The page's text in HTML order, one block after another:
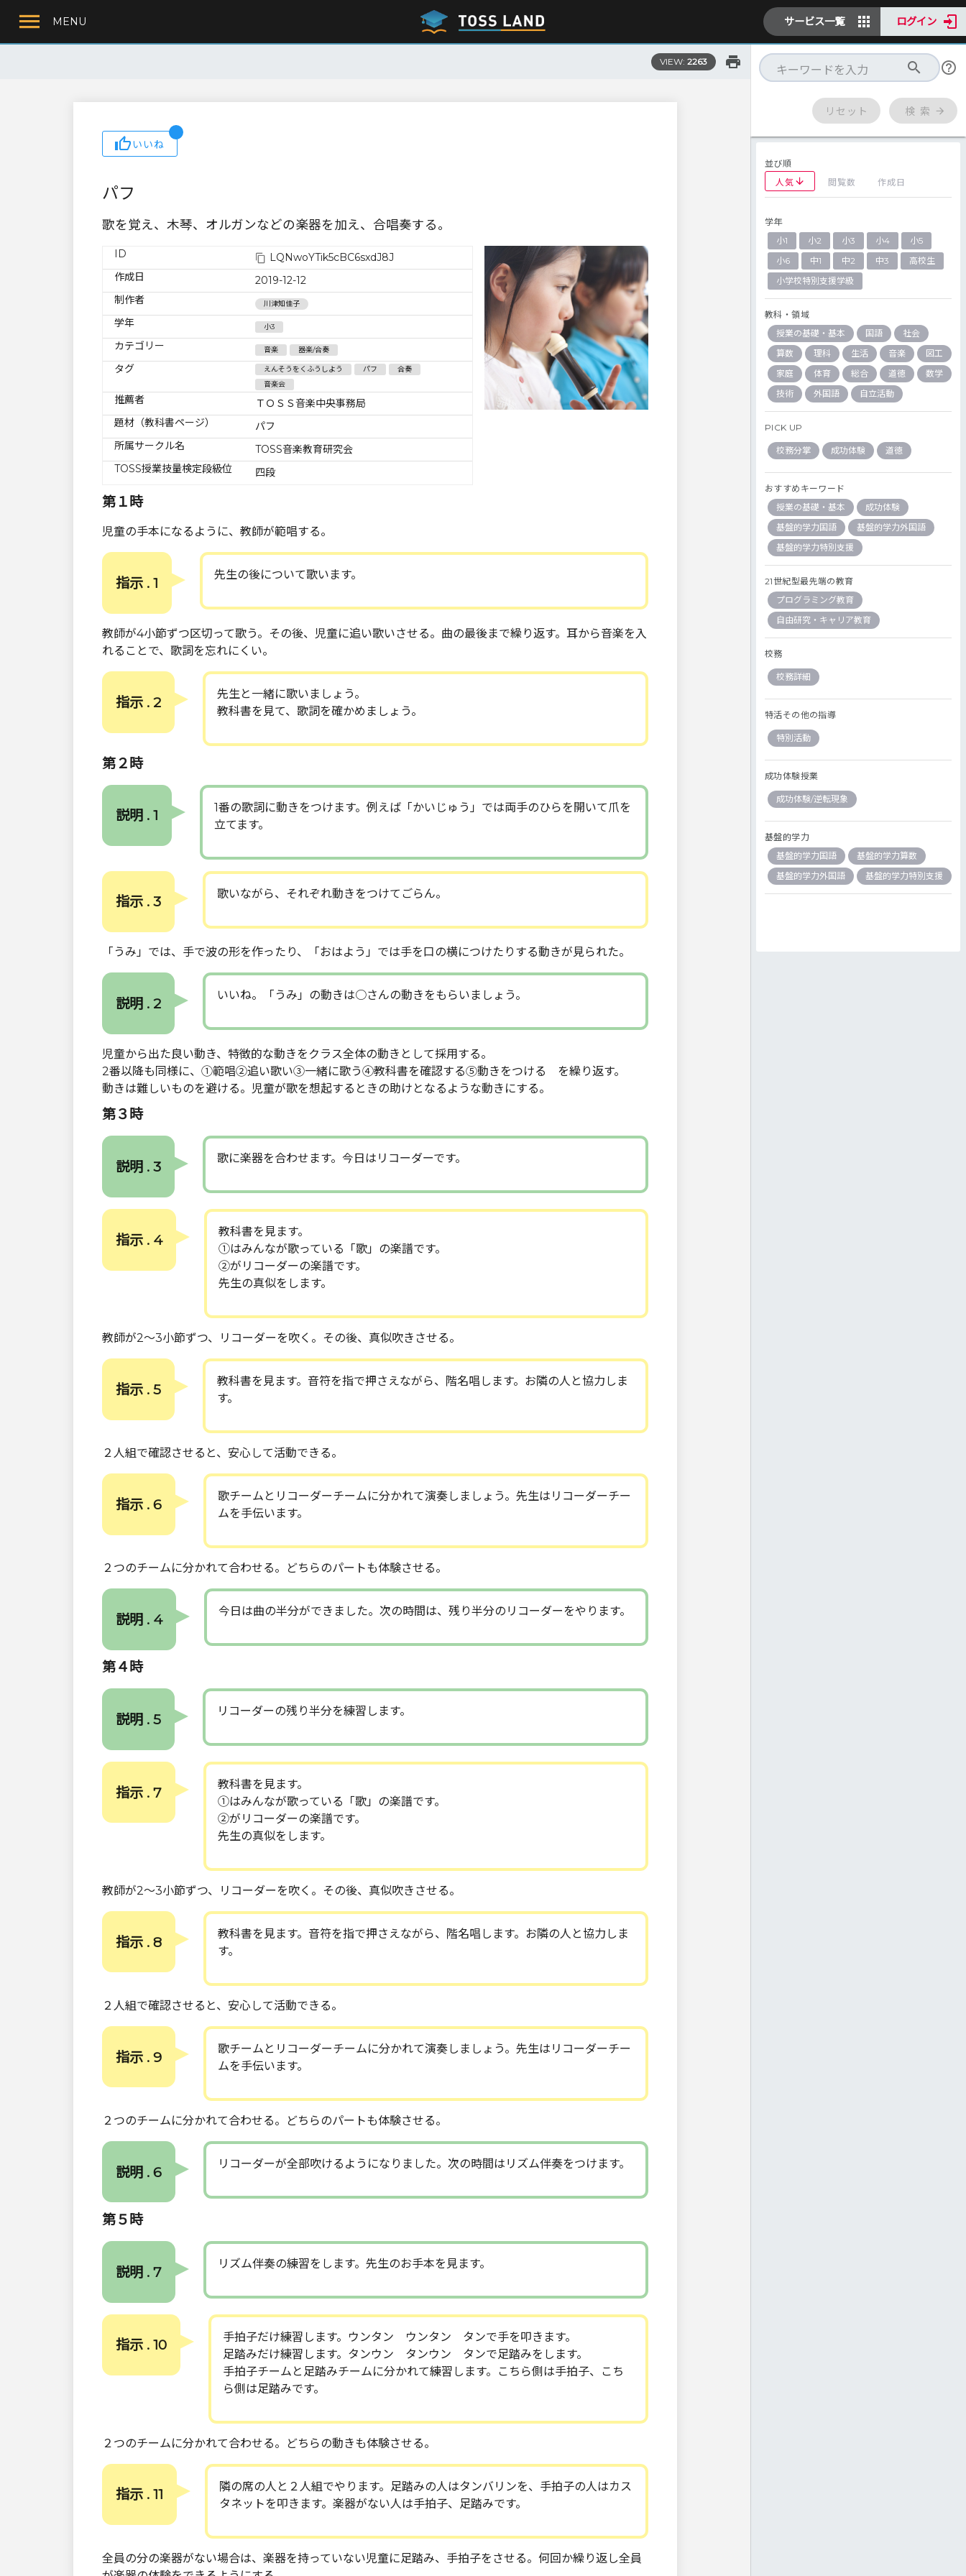
MENU サービス一覧 ログイン
VIEW: 2263
いいね
パフ
歌を覚え、木琴、オルガンなどの楽器を加え、合唱奏する。
ID
LQNwoYTik5cBC6sxdJ8J
作成日
2019-12-12
制作者
川津知佳子
学年 小3
カテゴリー 音楽 器楽/合奏
タグ えんそうをくふうしよう パフ
合奏
音楽会
推薦者
ＴＯＳＳ音楽中央事務局
題材（教科書ページ）
パフ
所属サークル名
TOSS音楽教育研究会
TOSS授業技量検定段級位
四段
第１時
児童の手本になるように、教師が範唱する。
指示 . 1 先生の後について歌います。
教師が4小節ずつ区切って歌う。その後、児童に追い歌いさせる。曲の最後まで繰り返す。耳から音楽を入
れることで、歌詞を忘れにくい。
指示 . 2
先生と一緒に歌いましょう。
教科書を見て、歌詞を確かめましょう。
第２時
説明 . 1
1番の歌詞に動きをつけます。例えば「かいじゅう」では両手のひらを開いて爪を
立てます。
指示 . 3 歌いながら、それぞれ動きをつけてごらん。
「うみ」では、手で波の形を作ったり、「おはよう」では手を口の横につけたりする動きが見られた。
説明 . 2 いいね。「うみ」の動きは○さんの動きをもらいましょう。
児童から出た良い動き、特徴的な動きをクラス全体の動きとして採用する。
2番以降も同様に、①範唱②追い歌い③一緒に歌う④教科書を確認する⑤動きをつける を繰り返す。
動きは難しいものを避ける。児童が歌を想起するときの助けとなるような動きにする。
第３時
説明 . 3 歌に楽器を合わせます。今日はリコーダーです。
指示 . 4
教科書を見ます。
①はみんなが歌っている「歌」の楽譜です。
②がリコーダーの楽譜です。
先生の真似をします。
教師が2～3小節ずつ、リコーダーを吹く。その後、真似吹きさせる。
指示 . 5
教科書を見ます。音符を指で押さえながら、階名唱します。お隣の人と協力しま
す。
２人組で確認させると、安心して活動できる。
指示 . 6
歌チームとリコーダーチームに分かれて演奏しましょう。先生はリコーダーチー
ムを手伝います。
２つのチームに分かれて合わせる。どちらのパートも体験させる。
説明 . 4 今日は曲の半分ができました。次の時間は、残り半分のリコーダーをやります。
第４時
説明 . 5 リコーダーの残り半分を練習します。
指示 . 7
教科書を見ます。
①はみんなが歌っている「歌」の楽譜です。
②がリコーダーの楽譜です。
先生の真似をします。
教師が2～3小節ずつ、リコーダーを吹く。その後、真似吹きさせる。
指示 . 8
教科書を見ます。音符を指で押さえながら、階名唱します。お隣の人と協力しま
す。
２人組で確認させると、安心して活動できる。
指示 . 9
歌チームとリコーダーチームに分かれて演奏しましょう。先生はリコーダーチー
ムを手伝います。
２つのチームに分かれて合わせる。どちらのパートも体験させる。
説明 . 6 リコーダーが全部吹けるようになりました。次の時間はリズム伴奏をつけます。
第５時
説明 . 7 リズム伴奏の練習をします。先生のお手本を見ます。
指示 . 10
手拍子だけ練習します。ウンタン ウンタン タンで手を叩きます。
足踏みだけ練習します。タンウン タンウン タンで足踏みをします。
手拍子チームと足踏みチームに分かれて練習します。こちら側は手拍子、こち
ら側は足踏みです。
２つのチームに分かれて合わせる。どちらの動きも体験させる。
指示 . 11
隣の席の人と２人組でやります。足踏みの人はタンバリンを、手拍子の人はカス
タネットを叩きます。楽器がない人は手拍子、足踏みです。
全員の分の楽器がない場合は、楽器を持っていない児童に足踏み、手拍子をさせる。何回か繰り返し全員
リセット 検 索
並び順
人気
閲覧数 作成日
学年
小1
小2 小3 小4
小5
小6
中1 中2 中3
高校生
小学校特別支援学級
教科・領域
授業の基礎・基本
国語
社会
算数
理科 生活 音楽
図工
家庭
体育 総合 道徳
数学
技術
外国語 自立活動
PICK UP
校務分掌 成功体験 道徳
おすすめキーワード
授業の基礎・基本
成功体験
基盤的学力国語
基盤的学力外国語
基盤的学力特別支援
21世紀型最先端の教育
プログラミング教育
自由研究・キャリア教育
校務
校務詳細
特活その他の指導
特別活動
成功体験授業
成功体験/逆転現象
基盤的学力
基盤的学力国語
基盤的学力算数
基盤的学力外国語
基盤的学力特別支援